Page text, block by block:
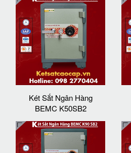
Két Sắt Ngân Hàng
BEMC K50SB2